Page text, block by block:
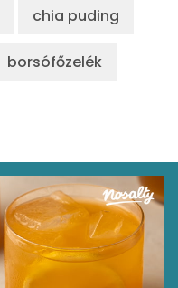
chia puding
borsófőzelék